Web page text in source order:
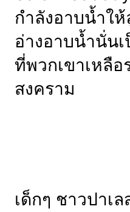
กำลังอาบน้ำใ
อ่างอาบน้ำนั่น
ที่พวกเขาเหลื
สงคราม
เด็กๆ ชาวปาเ